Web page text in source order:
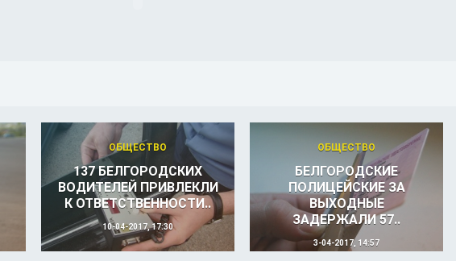
ОБЩЕСТВО
137 БЕЛГОРОДСКИХ
ВОДИТЕЛЕЙ ПРИВЛЕКЛИ
К ОТВЕТСТВЕННОСТИ..
10-04-2017, 17:30
ОБЩЕСТВО
БЕЛГОРОДСКИЕ
ПОЛИЦЕЙСКИЕ ЗА
ВЫХОДНЫЕ
ЗАДЕРЖАЛИ 57..
3-04-2017, 14:57